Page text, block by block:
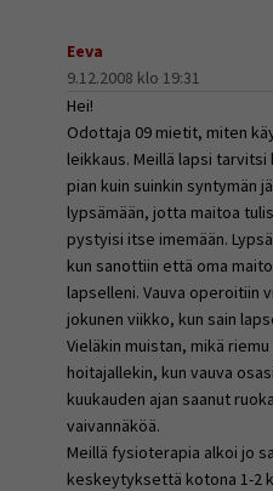
Eeva
9.12.2008 klo 19:31
Hei!
Odottaja 09 mietit, miten
leikkaus. Meillä lapsi
pian kuin suinkin syntymän
lypsämään, jotta maitoa
pystyisi itse imemään.
kun sanottiin että oma
lapselleni. Vauva operoitiin
jokunen viikko, kun sain
Vieläkin muistan, mikä
hoitajallekin, kun vauva
kuukauden ajan saanut
vaivannäköä.
Meillä fysioterapia alkoi jo
keskeytyksettä kotona 1-2